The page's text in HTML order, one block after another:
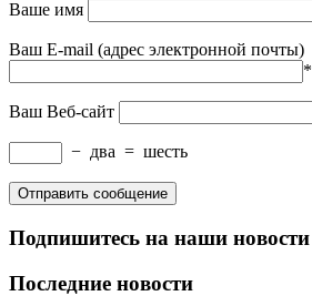
Ваше имя
Ваш E-mail (адрес электронной почты)
*
Ваш Веб-сайт
− два = шесть
Подпишитесь на наши новости
Последние новости